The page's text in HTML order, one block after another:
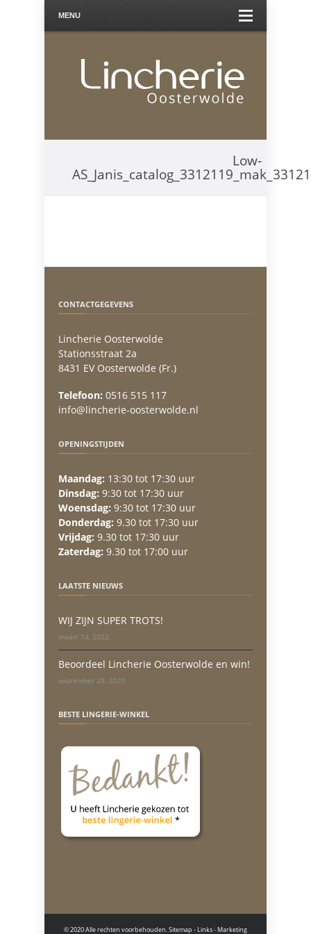
MENU
Low-
CONTACTGEGEVENS
Lincherie Oosterwolde
Stationsstraat 2a
8431 EV Oosterwolde (Fr.)
Telefoon: 0516 515 117
info@lincherie-oosterwolde.nl
OPENINGSTIJDEN
Maandag: 13:30 tot 17:30 uur
Dinsdag: 9:30 tot 17:30 uur
Woensdag: 9:30 tot 17:30 uur
Donderdag: 9.30 tot 17:30 uur
Vrijdag: 9.30 tot 17:30 uur
Zaterdag: 9.30 tot 17:00 uur
LAATSTE NIEUWS
WIJ ZIJN SUPER TROTS!
maart 14, 2022
Beoordeel Lincherie Oosterwolde en win!
september 28, 2020
BESTE LINGERIE-WINKEL
© 2020 Alle rechten voorbehouden.Sitemap - Links- Marketing